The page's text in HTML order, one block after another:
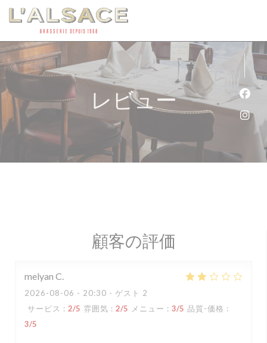
クッキー利用の管理について
レビュー
顧客の評価
melyan C
2026-08-06 - 20:30 - ゲスト 2
サービス : 2/5 雰囲気 : 2/5 メニュー : 3/5 品質-価格 :
3/5